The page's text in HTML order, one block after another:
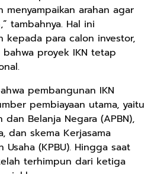
menyampaikan arahan agar
tambahnya. Hal ini
kepada para calon investor,
proyek IKN tetap
pembangunan IKN
pembiayaan utama, yaitu
Belanja Negara (APBN),
dan skema Kerjasama
(KPBU). Hingga saat
terhimpun dari ketiga